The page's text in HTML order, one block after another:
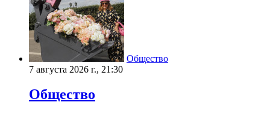
Общество
7 августа 2026 г., 21:30
Общество